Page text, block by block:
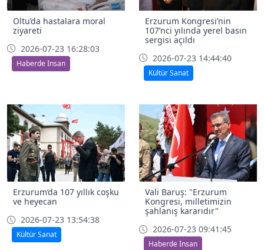
Oltu’da hastalara moral
ziyareti
2026-07-23 16:28:03
Haberde İnsan
Erzurum Kongresi’nin
107’nci yılında yerel basın
sergisi açıldı
2026-07-23 14:44:40
Kültür Sanat
Erzurum’da 107 yıllık coşku
ve heyecan
2026-07-23 13:54:38
Kültür Sanat
Vali Baruş: "Erzurum
Kongresi, milletimizin
şahlanış kararıdır"
2026-07-23 09:41:45
Haberde İnsan